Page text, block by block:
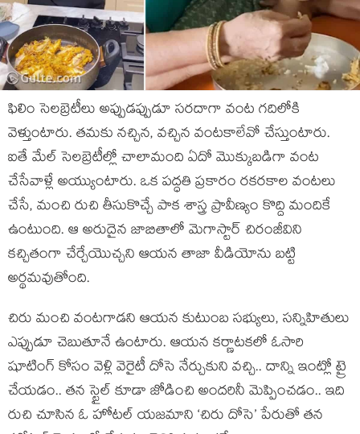
ఫిలిం సెలబ్రెటీలు అప్పుడప్పుడూ సరదాగా వంట గదిలోకి
వెళ్తుంటారు. తమకు నచ్చిన, వచ్చిన వంటకాలేవో చేస్తుంటారు.
ఐతే మేల్ సెలబ్రెటీల్లో చాలామంది ఏదో మొక్కుబడిగా వంట
చేసేవాళ్లే అయ్యుంటారు. ఒక పద్ధతి ప్రకారం రకరకాల వంటలు
చేసే, మంచి రుచి తీసుకొచ్చే పాక శాస్త్ర ప్రావీణ్యం కొద్ది మందికే
ఉంటుంది. ఆ అరుదైన జాబితాలో మెగాస్టార్ చిరంజీవిని
కచ్చితంగా చేర్చేయొచ్చని ఆయన తాజా వీడియోను బట్టి
అర్థమవుతోంది.
చిరు మంచి వంటగాడని ఆయన కుటుంబ సభ్యులు, సన్నిహితులు
ఎప్పుడూ చెబుతూనే ఉంటారు. ఆయన కర్ణాటకలో ఓసారి
షూటింగ్ కోసం వెళ్లి వెరైటీ దోసె నేర్చుకుని వచ్చి.. దాన్ని ఇంట్లో ట్రై
చేయడం.. తన స్టైల్ కూడా జోడించి అందరినీ మెప్పించడం.. ఇది
రుచి చూసిన ఓ హోటల్ యజమాని ‘చిరు దోసె’ పేరుతో తన